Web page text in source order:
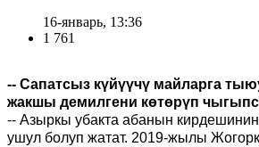
16-январь, 13:36
1 761
-- Сапатсыз күйүүчү майларга
жакшы демилгени көтөрүп
-- Азыркы убакта абанын кирдешинин
ушул болуп жатат. 2019-жылы